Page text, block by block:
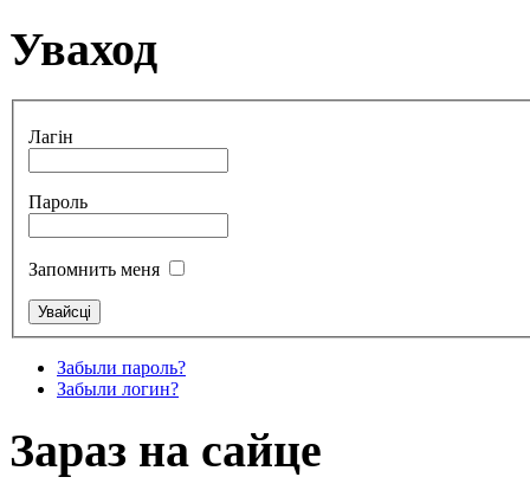
Уваход
Лагін
Пароль
Запомнить меня
Забыли пароль?
Забыли логин?
Зараз на сайце